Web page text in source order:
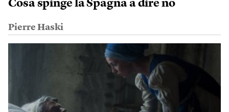
Cosa spinge la Spagna a dire no
Pierre Haski